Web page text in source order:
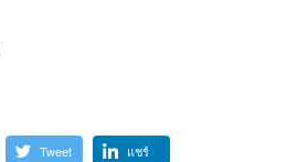
Tweet แชร์